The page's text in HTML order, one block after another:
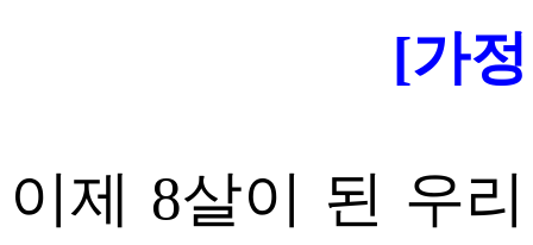
[가
이제 8살이 된 우